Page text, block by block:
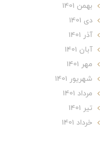
بهمن 1401
دی 1401
آذر 1401
آبان 1401
مهر 1401
شهریور 1401
مرداد 1401
تير 1401
خرداد 1401